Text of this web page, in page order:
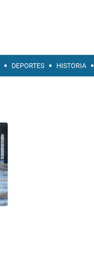
DEPORTES HISTORIA